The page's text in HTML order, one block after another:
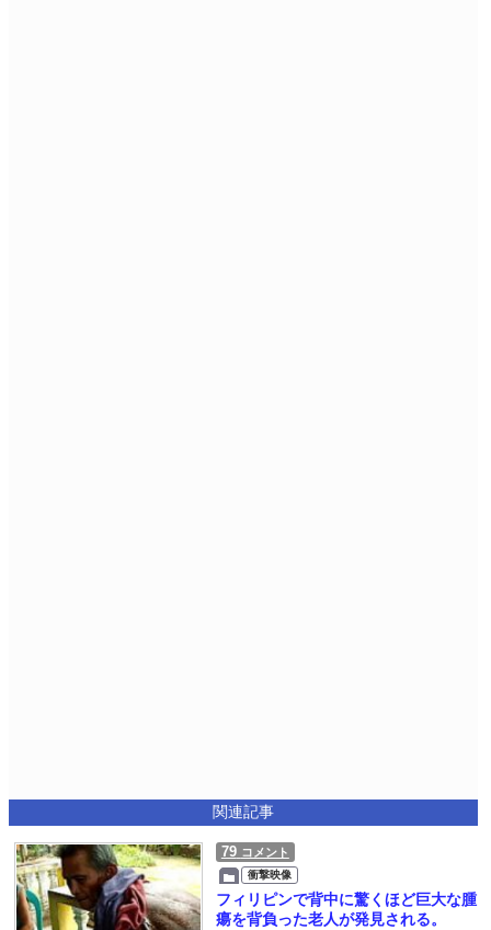
関連記事
79 コメント
衝撃映像
フィリピンで背中に驚くほど巨大な腫
瘍を背負った老人が発見される。